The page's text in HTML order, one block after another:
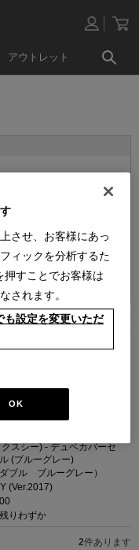
アウトレット
2件あります
スシー) - デュベカバーセ
(ブルーグレー)
ダブル ブルーグレー）
(Ver.2017)
りわずか
2件あります
させ、お客様にあっ
ィックを分析するた
押すことでお客様は
されます。
も設定を変更いただ
OK